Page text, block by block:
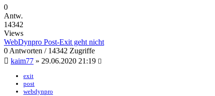
0
Antw.
14342
Views
WebDynpro Post-Exit geht nicht
0 Antworten / 14342 Zugriffe
kaim77 » 29.06.2020 21:19
exit
post
webdynpro